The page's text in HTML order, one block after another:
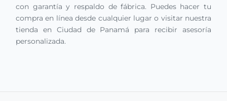
con garantía y respaldo de fábrica. Puedes hacer tu
compra en línea desde cualquier lugar o visitar nuestra
tienda en Ciudad de Panamá para recibir asesoría
personalizada.